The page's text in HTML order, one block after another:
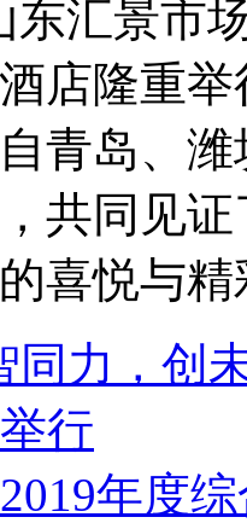
东汇景市
店隆重
青岛、
共同见
喜悦与精
同力，创
行
年度